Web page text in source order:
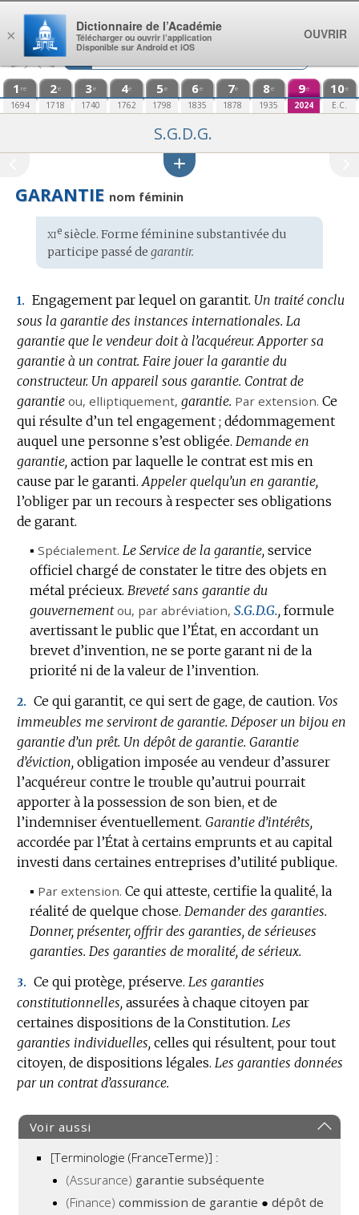
Aller au contenu
1 re
1694
2e
1718
3e
1740
4e
1762
5e
1798
6e
1835
7e
1878
8e
1935
9e
2024
10e
E.C.
S.G.D.G.
GARANTIE nom féminin
Étymologie
:
xiesiècle. Forme féminine substantivée du
participe passé de garantir.
1. Engagement par lequel on garantit. Un traité conclu
sous la garantie des instances internationales. La
garantie que le vendeur doit à l’acquéreur. Apporter sa
garantie à un contrat. Faire jouer la garantie du
constructeur. Un appareil sous garantie. Contrat de
garantie ou, elliptiquement, garantie. Par extension. Ce
qui résulte d’un tel engagement ; dédommagement
auquel une personne s’est obligée. Demande en
garantie, action par laquelle le contrat est mis en
cause par le garanti. Appeler quelqu’un en garantie,
l’obliger par un recours à respecter ses obligations
de garant.
▪ Spécialement. Le Service de la garantie, service
officiel chargé de constater le titre des objets en
métal précieux. Breveté sans garantie du
gouvernement ou, par abréviation, S.G.D.G., formule
avertissant le public que l’État, en accordant un
brevet d’invention, ne se porte garant ni de la
priorité ni de la valeur de l’invention.
2. Ce qui garantit, ce qui sert de gage, de caution. Vos
immeubles me serviront de garantie. Déposer un bijou en
garantie d’un prêt. Un dépôt de garantie. Garantie
d’éviction, obligation imposée au vendeur d’assurer
l’acquéreur contre le trouble qu’autrui pourrait
apporter à la possession de son bien, et de
l’indemniser éventuellement. Garantie d’intérêts,
accordée par l’État à certains emprunts et au capital
investi dans certaines entreprises d’utilité publique.
▪ Par extension. Ce qui atteste, certifie la qualité, la
réalité de quelque chose. Demander des garanties.
Donner, présenter, offrir des garanties, de sérieuses
garanties. Des garanties de moralité, de sérieux.
3. Ce qui protège, préserve. Les garanties
constitutionnelles, assurées à chaque citoyen par
certaines dispositions de la Constitution. Les
garanties individuelles, celles qui résultent, pour tout
citoyen, de dispositions légales. Les garanties données
par un contrat d’assurance.
Voir aussi
[Terminologie (FranceTerme)] :
(Assurance) garantie subséquente
(Finance)commission de garantie ●dépôt de
×
Dictionnaire de l’Académie
Télécharger ou ouvrir l’application
Disponible sur Android et iOS
OUVRIR